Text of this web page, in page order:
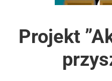
Projekt